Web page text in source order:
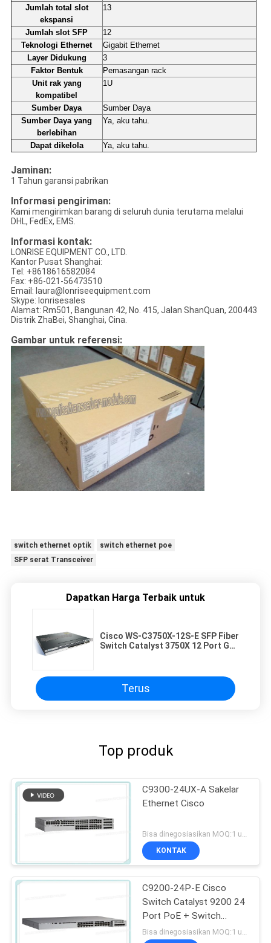
Jumlah total slot
ekspansi
13
Jumlah slot SFP
12
Teknologi Ethernet
Gigabit Ethernet
Layer Didukung
3
Faktor Bentuk
Pemasangan rack
Unit rak yang
kompatibel
1U
Sumber Daya
Sumber Daya
Sumber Daya yang
berlebihan
Ya, aku tahu.
Dapat dikelola Ya, aku tahu.
Jaminan:
1 Tahun garansi pabrikan
Informasi pengiriman:
Kami mengirimkan barang di seluruh dunia terutama melalui
DHL, FedEx, EMS.
Informasi kontak:
LONRISE EQUIPMENT CO., LTD.
Kantor Pusat Shanghai:
Tel: +8618616582084
Fax: +86-021-56473510
Email: laura@lonriseequipment.com
Skype: lonrisesales
Alamat: Rm501, Bangunan 42, No. 415, Jalan ShanQuan, 200443
Distrik ZhaBei, Shanghai, Cina.
Gambar untuk referensi:
switch ethernet optik
switch ethernet poe
SFP serat Transceiver
Dapatkan Harga Terbaik untuk
Cisco WS-C3750X-12S-E SFP Fiber
Switch Catalyst 3750X 12 Port GE
Terus
Top produk
C9300-24UX-A Sakelar
Ethernet Cisco
KONTAK
C9200-24P-E Cisco
Switch Catalyst 9200 24
Port PoE + Switch
Essentials Jaringan
Bisa dinegosiasikan MOQ:1 unit